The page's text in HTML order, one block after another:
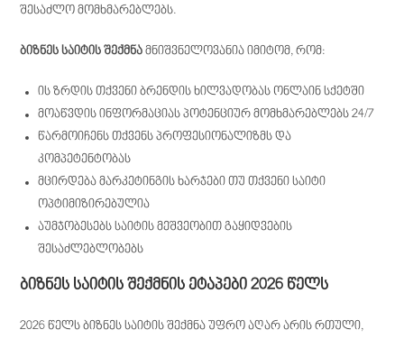
შესაძლო მომხმარებლებს.
ბიზნეს საიტის შექმნა მნიშვნელოვანია იმიტომ, რომ:
ის ზრდის თქვენი ბრენდის ხილვადობას ონლაინ სქეტში
მოაწვდის ინფორმაციას პოტენციურ მომხმარებლებს 24/7
წარმოიჩენს თქვენს პროფესიონალიზმს და
კომპეტენტობას
მცირდება მარკეტინგის ხარჯები თუ თქვენი საიტი
ოპტიმიზირებულია
აუმჯობესებს საიტის მეშვეობით გაყიდვების
შესაძლებლობებს
ბიზნეს საიტის შექმნის ეტაპები 2026 წელს
2026 წელს ბიზნეს საიტის შექმნა უფრო აღარ არის რთული,